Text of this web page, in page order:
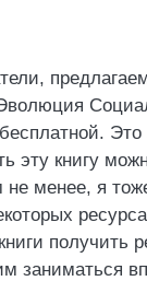
Это
эту книгу
не менее, я
получить
заниматься